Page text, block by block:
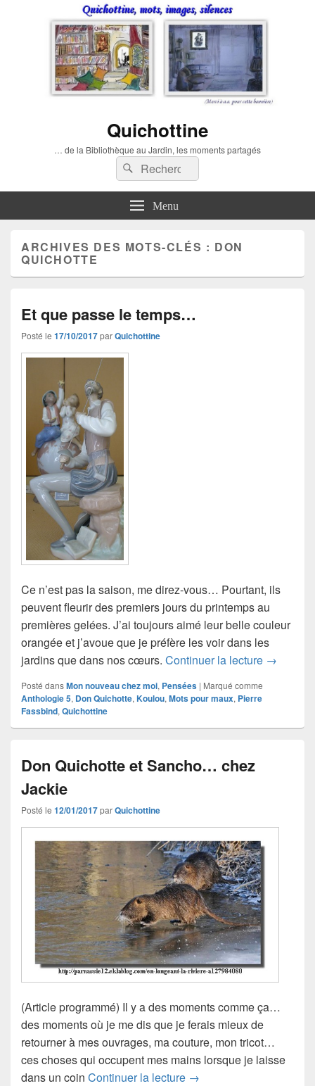
Quichottine
… de la Bibliothèque au Jardin, les moments partagés
Recherche :
Rechercher
Menu
ARCHIVES DES MOTS-CLÉS : DON
QUICHOTTE
Et que passe le temps…
Posté le 17/10/2017parQuichottine
Ce n’est pas la saison, me direz-vous… Pourtant, ils
peuvent fleurir des premiers jours du printemps au
premières gelées. J’ai toujours aimé leur belle couleur
orangée et j’avoue que je préfère les voir dans les
jardins que dans nos cœurs. Continuer la lecture Et que
→
Posté dansMon nouveau chez moi, Pensées | Marqué comme
Anthologie 5, Don Quichotte, Koulou, Mots pour maux, Pierre
Fassbind, Quichottine
Don Quichotte et Sancho… chez
Jackie
Posté le 12/01/2017parQuichottine
(Article programmé) Il y a des moments comme ça…
des moments où je me dis que je ferais mieux de
retourner à mes ouvrages, ma couture, mon tricot…
ces choses qui occupent mes mains lorsque je laisse
dans un coin Continuer la lecture Don Quichotte et
→